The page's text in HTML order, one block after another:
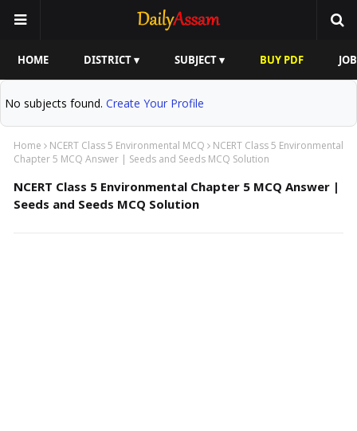
HOME DISTRICT ▾ SUBJECT ▾ BUY PDF
No subjects found. Create Your Profile
Home NCERT Class 5 Environmental MCQ
NCERT Class 5 Environmental
Chapter 5 MCQ Answer | Seeds and Seeds MCQ Solution
NCERT Class 5 Environmental Chapter 5 MCQ Answer |
Seeds and Seeds MCQ Solution